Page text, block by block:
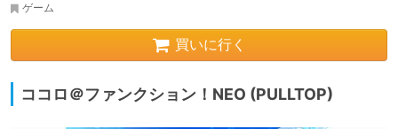
ゲーム
買いに行く
ココロ＠ファンクション！NEO (PULLTOP)